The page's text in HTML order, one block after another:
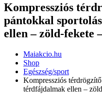
Kompressziós
pántokkal
ellen – zöld-
Maiakcio.hu
Shop
Egészség/sport
Kompressziós
térdfájdalmak ellen –